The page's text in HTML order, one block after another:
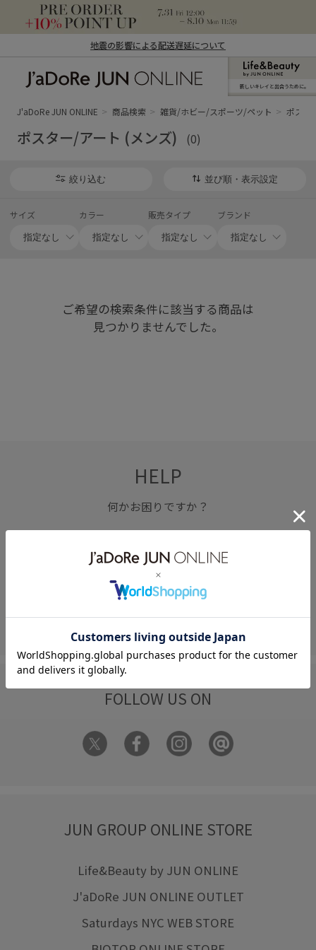
地震の影響による配送遅延について
ン オンライン）
新しいキレイと出合うために。
J'aDoRe JUN ONLINE 商品検索 雑貨/ホビー/スポーツ/ペット ポスタ
ポスター/アート (メンズ) (0)
絞り込む 並び順・表示設定
サイズ カラー 販売タイプ ブランド
ご希望の検索条件に該当する商品は
見つかりませんでした。
HELP
何かお困りですか？
FAQ
お問い合わせ
フォーム
FOLLOW US ON
JUN GROUP ONLINE STORE
Life&Beauty by JUN ONLINE
J'aDoRe JUN ONLINE OUTLET
Saturdays NYC WEB STORE